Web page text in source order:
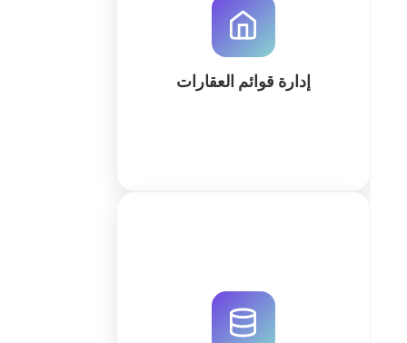
إدارة قوائم العقارات
متطورة. قم بتبسيط عملياتك اليومية
وأتمتة عقود الإيجار والتقارير عبر نظام
ذكي وقابل للتوسع.
الأعطال، أدر الفنيين، وولد التقارير عبر
نظام مخصص مدعوم بالذكاء